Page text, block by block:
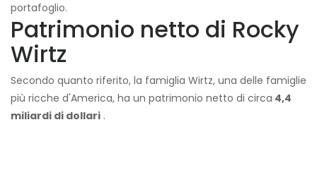
portafoglio.
Patrimonio netto di Rocky
Wirtz
Secondo quanto riferito, la famiglia Wirtz, una delle famiglie
più ricche d'America, ha un patrimonio netto di circa 4,4
miliardi di dollari .